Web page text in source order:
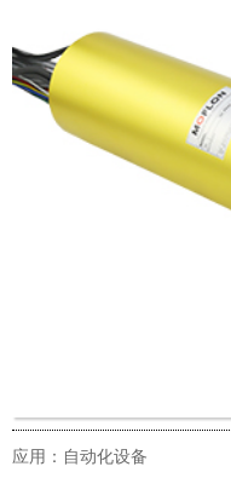
应用：自动化设备